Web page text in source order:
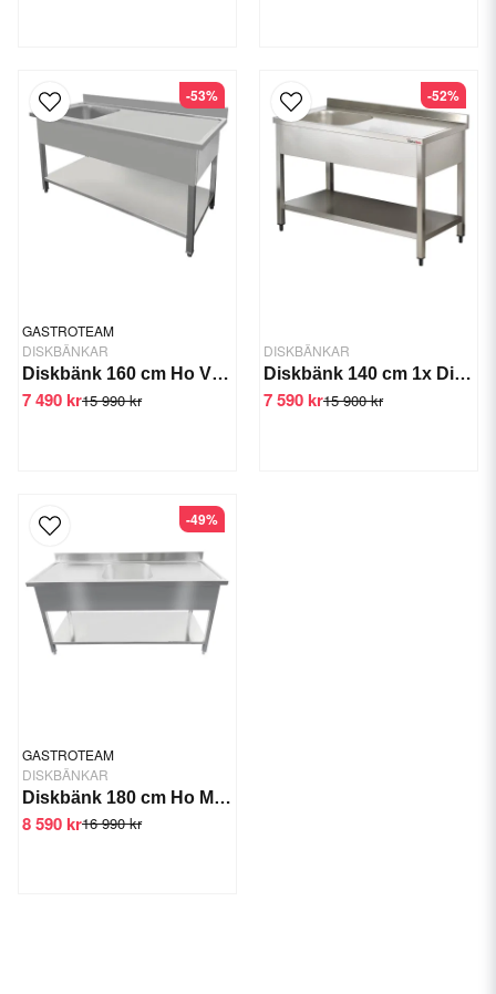
GASTROTEAM
DISKBÄNKAR
Diskbänk 160 cm Ho Vänster, Underhylla
15 990 kr
7 490 kr
-53%
DISKBÄNKAR
Diskbänk 140 cm 1x Diskho vänster
15 900 kr
7 590 kr
-52%
GASTROTEAM
DISKBÄNKAR
Diskbänk 180 cm Ho Mitten Underhylla
16 990 kr
8 590 kr
-49%